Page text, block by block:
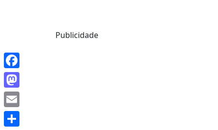
Publicidade
Facebook
Mastodon
Email